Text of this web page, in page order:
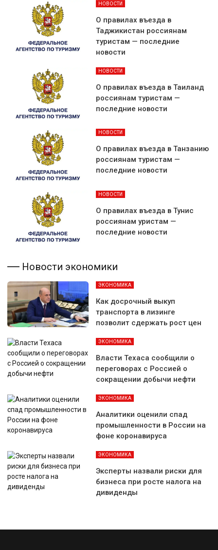
НОВОСТИ
О правилах въезда в
Таджикистан россиянам
туристам — последние
новости
НОВОСТИ
О правилах въезда в Таиланд
россиянам туристам —
последние новости
НОВОСТИ
О правилах въезда в Танзанию
россиянам туристам —
последние новости
НОВОСТИ
О правилах въезда в Тунис
россиянам уристам —
последние новости
Новости экономики
ЭКОНОМИКА
Как досрочный выкуп
транспорта в лизинге
позволит сдержать рост цен
ЭКОНОМИКА
Власти Техаса сообщили о
переговорах с Россией о
сокращении добычи нефти
ЭКОНОМИКА
Аналитики оценили спад
промышленности в России на
фоне коронавируса
ЭКОНОМИКА
Эксперты назвали риски для
бизнеса при росте налога на
дивиденды